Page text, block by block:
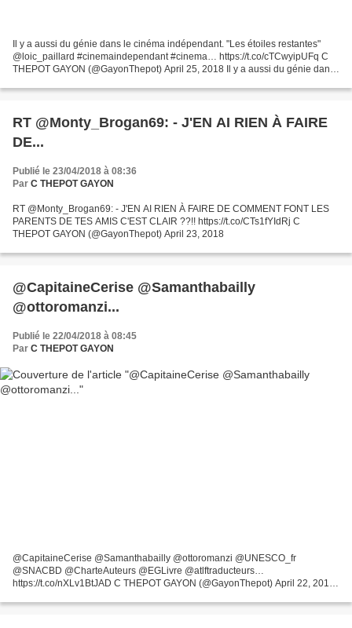
Il y a aussi du génie dans le cinéma indépendant. "Les étoiles restantes"
@loic_paillard #cinemaindependant #cinema… https://t.co/cTCwyipUFq C
THEPOT GAYON (@GayonThepot) April 25, 2018 Il y a aussi du génie dans
RT @Monty_Brogan69: - J'EN AI RIEN À FAIRE
DE...
Publié le 23/04/2018 à 08:36
Par C THEPOT GAYON
RT @Monty_Brogan69: - J'EN AI RIEN À FAIRE DE COMMENT FONT LES
PARENTS DE TES AMIS C'EST CLAIR ??!! https://t.co/CTs1fYIdRj C
THEPOT GAYON (@GayonThepot) April 23, 2018
@CapitaineCerise @Samanthabailly
@ottoromanzi...
Publié le 22/04/2018 à 08:45
Par C THEPOT GAYON
@CapitaineCerise @Samanthabailly @ottoromanzi @UNESCO_fr
@SNACBD @CharteAuteurs @EGLivre @atlftraducteurs…
https://t.co/nXLv1BtJAD C THEPOT GAYON (@GayonThepot) April 22, 2018
@SNACBD @CharteAuteurs...